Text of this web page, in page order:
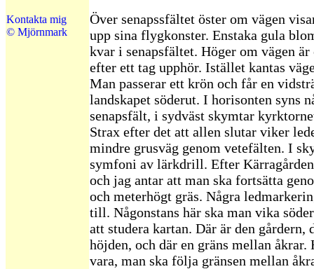
Kontakta mig
© Mjörnmark
Över senapssfältet öster om vägen
upp sina flygkonster. Enstaka gula
kvar i senapsfältet. Höger om vägen är
efter ett tag upphör. Istället kantas
Man passerar ett krön och får en
landskapet söderut. I horisonten syns
senapsfält, i sydväst skymtar
Strax efter det att allen slutar viker
mindre grusväg genom vetefälten. I
symfoni av lärkdrill. Efter
och jag antar att man ska fortsätta
och meterhögt gräs. Några
till. Någonstans här ska man vika
att studera kartan. Där är den gårdern,
höjden, och där en gräns mellan åkrar.
vara, man ska följa gränsen mellan